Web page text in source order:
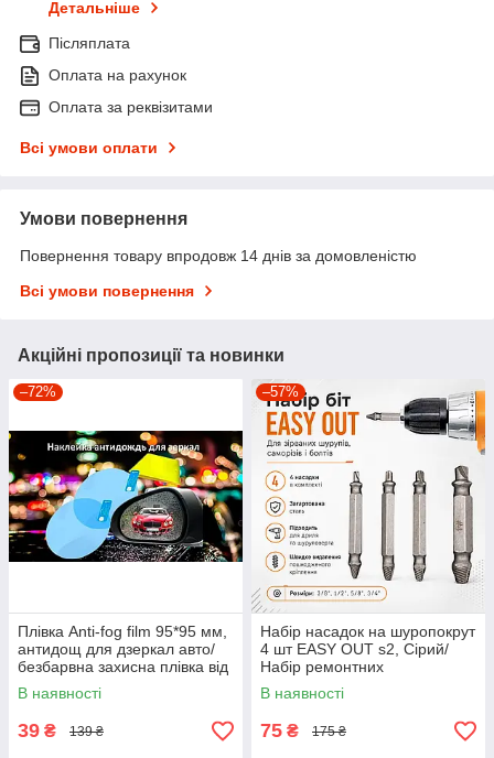
Детальніше
Післяплата
Оплата на рахунок
Оплата за реквізитами
Всі умови оплати
Умови повернення
Повернення товару впродовж 14 днів за домовленістю
Всі умови повернення
Акційні пропозиції та новинки
–72%
Плівка Anti-fog film 95*95 мм,
антидощ для дзеркал авто/
безбарвна захисна плівка від
води відблисків і бруду
В наявності
39 ₴ 139 ₴
–57%
Набір насадок на шуропокрут
4 шт EASY OUT s2, Сірий/
Набір ремонтних
екстракторів біт
В наявності
75 ₴ 175 ₴